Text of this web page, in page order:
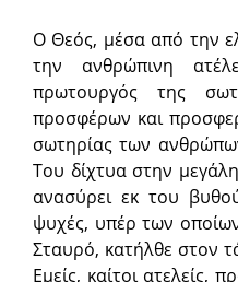
Ο Θεός, μέσα από την
την ανθρώπινη
πρωτουργός της
προσφέρων και
σωτηρίας των
Του δίχτυα στην
ανασύρει εκ του
ψυχές, υπέρ των
Σταυρό, κατήλθε στον
Εμείς, καίτοι ατελείς,